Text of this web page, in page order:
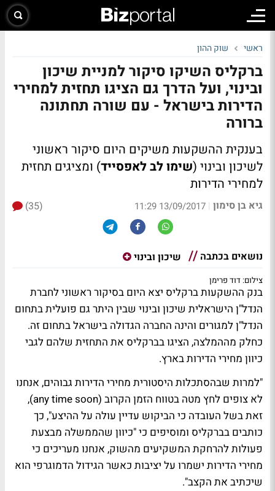
ראשי שוק ההון
ברקליס השיקו סיקור למניית שיכון
ובינוי, ועל הדרך גם הציגו תחזית למחירי
הדירות בישראל - עם שורה תחתונה
ברורה
בענקית ההשקעות משיקים היום סיקור ראשוני
לשיכון ובינוי (שימו לב לאפסייד) ומציגים תחזית
למחירי הדירות
גיא בן סימון |
13/09/2017 11:29
(35)
נושאים בכתבה שיכון ובינוי
צילום: דוד פרימן
בנק ההשקעות ברקליס יצא היום בסיקור ראשוני לחברת
הנדל"ן הישראלית שיכון ובינוי שבין היתר גם פועלית בתחום
הנדל"ן למגורים והינה החברה הגדולה בישראל בתחום זה.
כחלק מההמלצה, הציגו בברקליס את התחזית שלהם לגבי
כיוון מחירי הדירות בארץ.
"למרות שבהסתכלות היסטורית מחירי הדירות גבוהים, אנחנו
לא צופים לחץ מטה בטווח הזמן הקרוב (any time soon),
זאת בשל העובדה כי הביקוש עדיין עולה על ההיצע", כך
כותבים בברקליס ומוסיפים כי "כיוון שהממשלה מבצעת
פעולות להרחקת המשקיעים מהשוק, אנחנו מעריכים כי
מחירי הדירות ישמרו על יציבות כאשר הגידול הדמוגרפי הוא
שיכתיב את הקצב".